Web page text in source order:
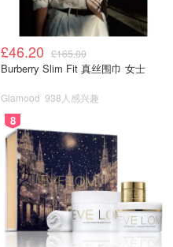
£46.20 £165.00
Burberry Slim Fit 真丝围巾 女士
Glamood 938人感兴趣
8